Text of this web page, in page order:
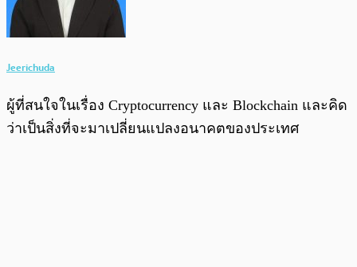
Jeerichuda
ผู้ที่สนใจในเรื่อง Cryptocurrency และ Blockchain และคิด
ว่าเป็นสิ่งที่จะมาเปลี่ยนแปลงอนาคตของประเทศ